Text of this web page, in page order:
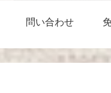
問い合わせ